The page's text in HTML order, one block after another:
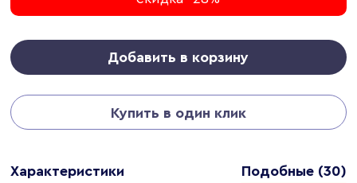
Добавить в корзину
Купить в один клик
Характеристики Подобные (30)